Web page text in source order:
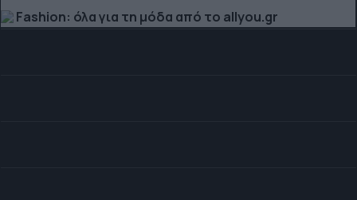
Fashion: όλα για τη μόδα από το allyou.gr